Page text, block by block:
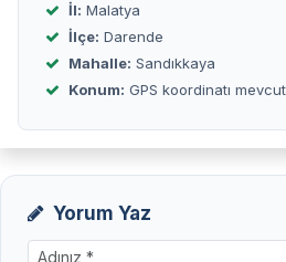
İl: Malatya
İlçe: Darende
Mahalle: Sandıkkaya
Konum: GPS koordinatı mevcut
Yorum Yaz